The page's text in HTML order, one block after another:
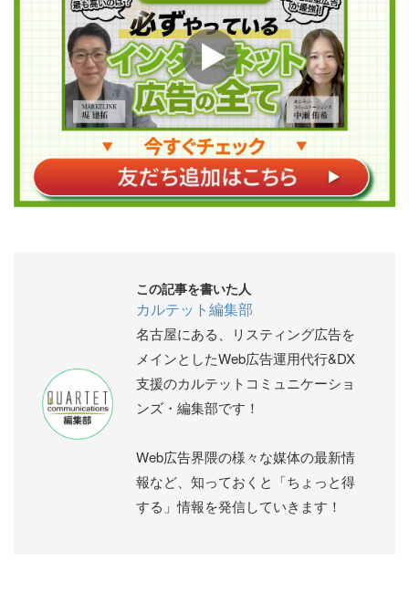
この記事を書いた人
カルテット編集部
名古屋にある、リスティング広告を
メインとしたWeb広告運用代行&DX
支援のカルテットコミュニケーショ
ンズ・編集部です！
Web広告界隈の様々な媒体の最新情
報など、知っておくと「ちょっと得
する」情報を発信していきます！